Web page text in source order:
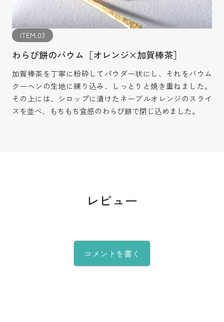
ITEM.03
わらび餅のバウム［オレンジ×加賀棒茶］
加賀棒茶を丁寧に粉砕してパウダー状にし、それをバウム
クーヘンの生地に練り込み、しっとりと焼き重ねました。
その上には、シロップに漬けたネーブルオレンジのスライ
スを並べ、もちもち食感のわらび餅で閉じ込めました。
レビュー
コメントを書く